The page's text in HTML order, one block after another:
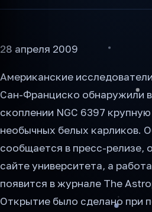
28 апреля 2009
Американские
Сан-Франциско обнаружили
скоплении NGC 6397
необычных белых карликов.
сообщается в пресс-релизе,
сайте университета, а
появится в журнале The
Открытие было сделано при